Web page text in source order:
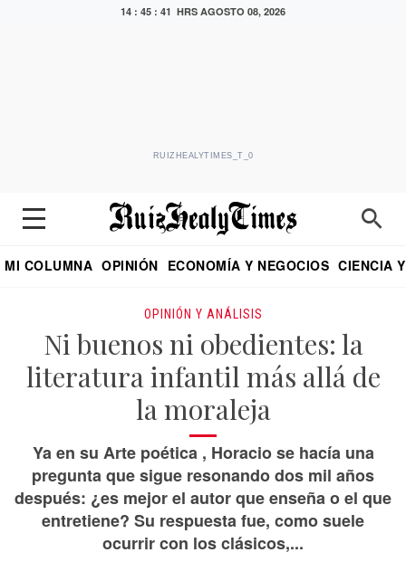
14 : 45 : 42 HRS AGOSTO 08, 2026
RUIZHEALYTIMES_T_0
MI COLUMNA OPINIÓN ECONOMÍA Y NEGOCIOS CIENCIA
OPINIÓN Y ANÁLISIS
Ni buenos ni obedientes: la
literatura infantil más allá de
la moraleja
Ya en su Arte poética , Horacio se hacía una
pregunta que sigue resonando dos mil años
después: ¿es mejor el autor que enseña o el que
entretiene? Su respuesta fue, como suele
ocurrir con los clásicos,...